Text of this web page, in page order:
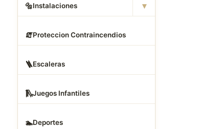
AutoCAD DWG Gratis –
Bloques 2D
CAMAS DWG
🔩Instalaciones ▾
🧯Proteccion Contraincendios
🪜Escaleras
🛝Juegos Infantiles
🏊Deportes